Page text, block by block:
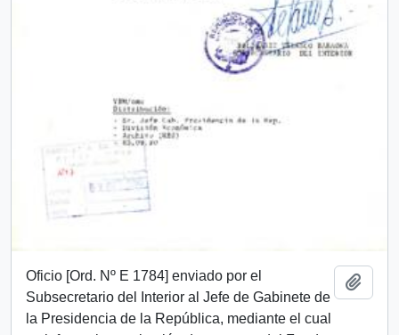
Oficio [Ord. Nº E 1784] enviado por el
Subsecretario del Interior al Jefe de Gabinete de
la Presidencia de la República, mediante el cual